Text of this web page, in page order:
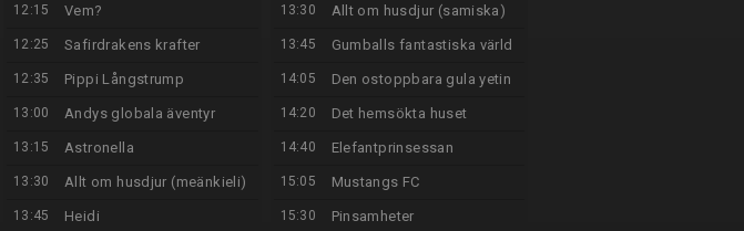
12:15 Vem?
12:25 Safirdrakens krafter
12:35 Pippi Långstrump
13:00 Andys globala äventyr
13:15 Astronella
13:30 Allt om husdjur (meänkieli)
13:45 Heidi
13:30 Allt om husdjur (samiska)
13:45 Gumballs fantastiska värld
14:05 Den ostoppbara gula yetin
14:20 Det hemsökta huset
14:40 Elefantprinsessan
15:05 Mustangs FC
15:30 Pinsamheter